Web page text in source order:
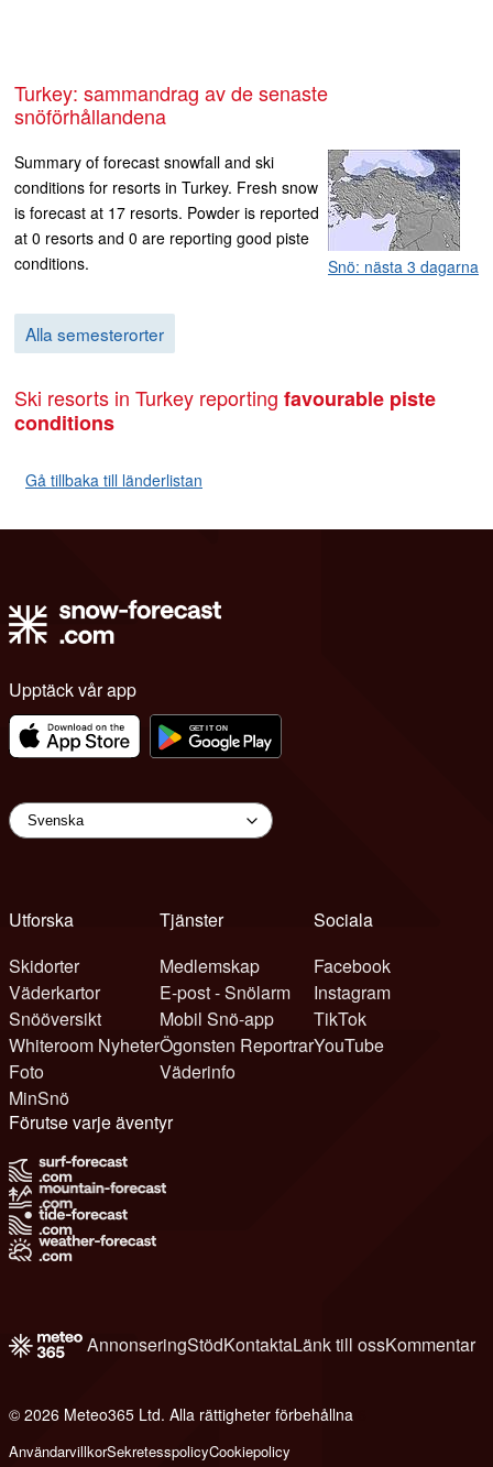
Turkey: sammandrag av de senaste
snöförhållandena
Snö: nästa 3 dagarna
Summary of forecast snowfall and ski
conditions for resorts in Turkey. Fresh snow
is forecast at 17 resorts. Powder is reported
at 0 resorts and 0 are reporting good piste
conditions.
Alla semesterorter
Ski resorts in Turkey reporting favourable piste
conditions
Gå tillbaka till länderlistan
Upptäck vår app
Utforska
Skidorter
Väderkartor
Snööversikt
Whiteroom Nyheter
Foto
MinSnö
Tjänster
Medlemskap
E-post - Snölarm
Mobil Snö-app
Ögonsten Reportrar
Väderinfo
Sociala
Facebook
Instagram
TikTok
YouTube
Förutse varje äventyr
AnnonseringStödKontaktaLänk till ossKommentar
© 2026 Meteo365 Ltd. Alla rättigheter förbehållna
AnvändarvillkorSekretesspolicyCookiepolicy